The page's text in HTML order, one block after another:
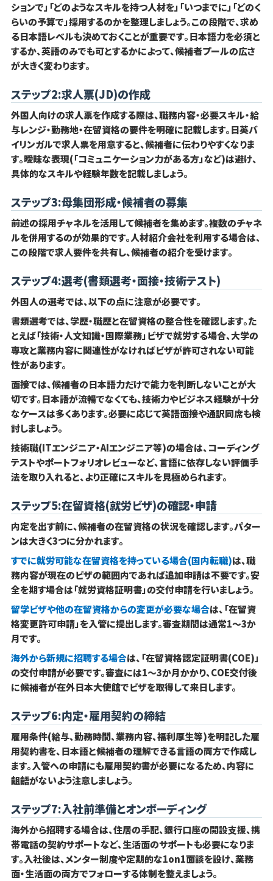
ションで」「どのようなスキルを持つ人材を」「いつまでに」「どのく
らいの予算で」採用するのかを整理しましょう。この段階で、求め
る日本語レベルも決めておくことが重要です。日本語力を必須と
するか、英語のみでも可とするかによって、候補者プールの広さ
が大きく変わります。
ステップ2:求人票(JD)の作成
外国人向けの求人票を作成する際は、職務内容・必要スキル・給
与レンジ・勤務地・在留資格の要件を明確に記載します。日英バ
イリンガルで求人票を用意すると、候補者に伝わりやすくなりま
す。曖昧な表現(「コミュニケーション力がある方」など)は避け、
具体的なスキルや経験年数を記載しましょう。
ステップ3:母集団形成・候補者の募集
前述の採用チャネルを活用して候補者を集めます。複数のチャネ
ルを併用するのが効果的です。人材紹介会社を利用する場合は、
この段階で求人要件を共有し、候補者の紹介を受けます。
ステップ4:選考(書類選考・面接・技術テスト)
外国人の選考では、以下の点に注意が必要です。
書類選考では、学歴・職歴と在留資格の整合性を確認します。た
とえば「技術・人文知識・国際業務」ビザで就労する場合、大学の
専攻と業務内容に関連性がなければビザが許可されない可能
性があります。
面接では、候補者の日本語力だけで能力を判断しないことが大
切です。日本語が流暢でなくても、技術力やビジネス経験が十分
なケースは多くあります。必要に応じて英語面接や通訳同席も検
討しましょう。
技術職(ITエンジニア・AIエンジニア等)の場合は、コーディング
テストやポートフォリオレビューなど、言語に依存しない評価手
法を取り入れると、より正確にスキルを見極められます。
ステップ5:在留資格(就労ビザ)の確認・申請
内定を出す前に、候補者の在留資格の状況を確認します。パター
ンは大きく3つに分かれます。
すでに就労可能な在留資格を持っている場合(国内転職)は、職
務内容が現在のビザの範囲内であれば追加申請は不要です。安
全を期す場合は「就労資格証明書」の交付申請を行いましょう。
留学ビザや他の在留資格からの変更が必要な場合は、「在留資
格変更許可申請」を入管に提出します。審査期間は通常1〜3か
月です。
海外から新規に招聘する場合は、「在留資格認定証明書(COE)」
の交付申請が必要です。審査には1〜3か月かかり、COE交付後
に候補者が在外日本大使館でビザを取得して来日します。
ステップ6:内定・雇用契約の締結
雇用条件(給与、勤務時間、業務内容、福利厚生等)を明記した雇
用契約書を、日本語と候補者の理解できる言語の両方で作成し
ます。入管への申請にも雇用契約書が必要になるため、内容に
齟齬がないよう注意しましょう。
ステップ7:入社前準備とオンボーディング
海外から招聘する場合は、住居の手配、銀行口座の開設支援、携
帯電話の契約サポートなど、生活面のサポートも必要になりま
す。入社後は、メンター制度や定期的な1on1面談を設け、業務
面・生活面の両方でフォローする体制を整えましょう。